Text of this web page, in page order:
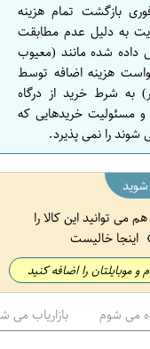
بازگشت تمام هزینه
به دلیل عدم مطابقت
داده شده مانند (معیوب
هزینه اضافه توسط
به شرط خرید از درگاه
مسئولیت خریدهایی که
شوند را نمی پذیرد.
می توانید این کالا را
اینجا خالیست
و موبایلتان را اضافه کنید
می شوم بازاریاب می